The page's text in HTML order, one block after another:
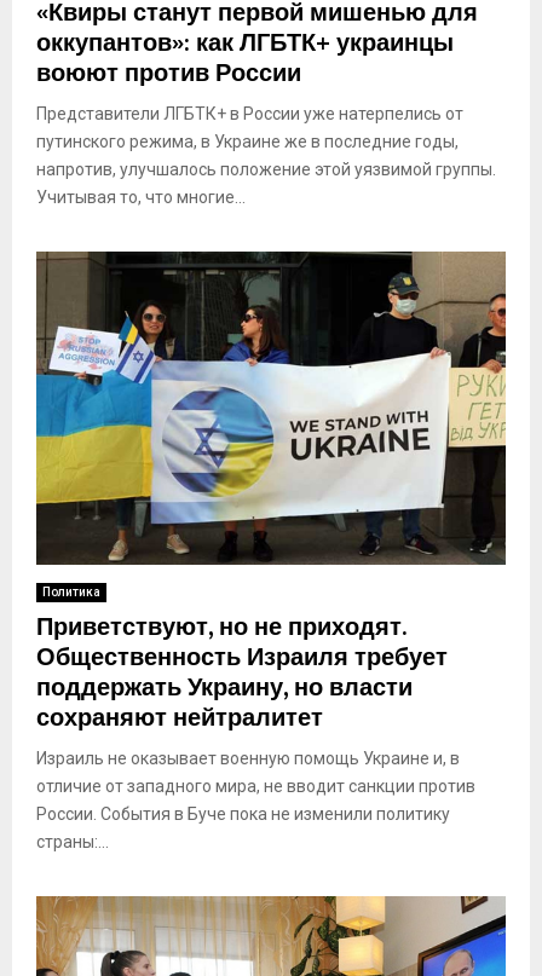
«Квиры станут первой мишенью для
оккупантов»: как ЛГБТК+ украинцы
воюют против России
Представители ЛГБТК+ в России уже натерпелись от
путинского режима, в Украине же в последние годы,
напротив, улучшалось положение этой уязвимой группы.
Учитывая то, что многие...
Политика
Приветствуют, но не приходят.
Общественность Израиля требует
поддержать Украину, но власти
сохраняют нейтралитет
Израиль не оказывает военную помощь Украине и, в
отличие от западного мира, не вводит санкции против
России. События в Буче пока не изменили политику
страны:...